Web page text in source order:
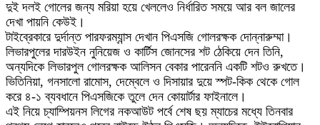
দুই দলই গোলের জন্য মরিয়া হয়ে খেললেও নির্ধারিত সময়ে আর বল জালের
দেখা পায়নি কেউই।
টাইব্রেকারে দুর্দান্ত পারফরম্যান্স দেখান পিএসজি গোলরক্ষক দোন্নারুম্মা।
লিভারপুলের দারউইন নুনিয়েজ ও কার্টিস জোনসের শট ঠেকিয়ে দেন তিনি,
অন্যদিকে লিভারপুল গোলরক্ষক আলিসন বেকার পারেননি একটি শটও রুখতে।
ভিতিনিয়া, গনসালো রামোস, দেম্বেলে ও দিসায়ার দুয়ে স্পট-কিক থেকে গোল
করে ৪-১ ব্যবধানে পিএসজিকে তুলে দেন কোয়ার্টার ফাইনালে।
এই নিয়ে চ্যাম্পিয়নস লিগের নকআউট পর্বে শেষ ছয় ম্যাচের মধ্যে তিনবার